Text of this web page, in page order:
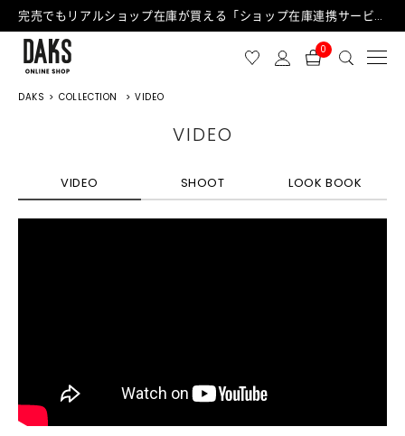
完売でもリアルショップ在庫が買える「ショップ在庫連携サービス」が日中もご利用可能になりました！
0
DAKS COLLECTION VIDEO
VIDEO
VIDEO SHOOT LOOK BOOK